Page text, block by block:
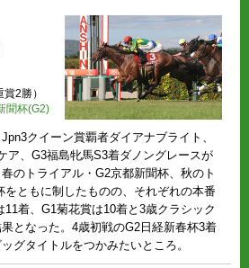
2勝）
聞杯(G2)
クイーン賞覇者ダイアナブライト、
ア、G3福島牝馬S3着ダノングレースが
のトライアル・G2京都新聞杯、秋のト
をともに制したものの、それぞれの本番
着、G1菊花賞は10着と3歳クラシック
となった。4歳初戦のG2日経新春杯3着
グタイトルをつかみたいところ。